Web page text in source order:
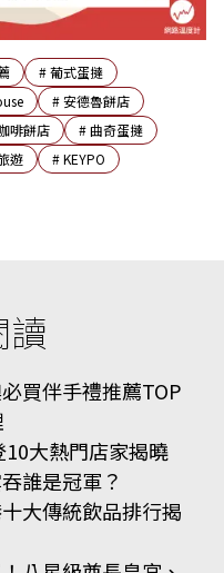
#葡式蛋撻
#安德魯餅店
啡餅店 #曲奇蛋撻
遊 #KEYPO
讀
買伴手禮推薦TOP
10大熱門店家揭曉
誰是冠軍？
大傳統飲品排行揭